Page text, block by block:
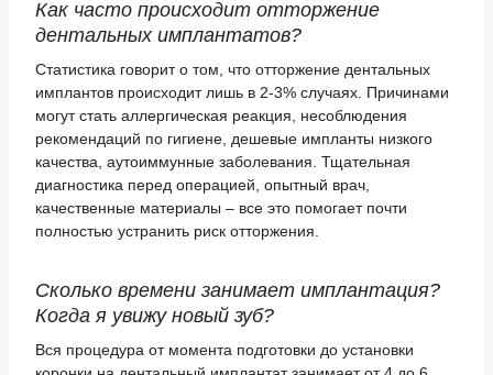
Как часто происходит отторжение
дентальных имплантатов?
Статистика говорит о том, что отторжение дентальных
имплантов происходит лишь в 2-3% случаях. Причинами
могут стать аллергическая реакция, несоблюдения
рекомендаций по гигиене, дешевые импланты низкого
качества, аутоиммунные заболевания. Тщательная
диагностика перед операцией, опытный врач,
качественные материалы – все это помогает почти
полностью устранить риск отторжения.
Сколько времени занимает имплантация?
Когда я увижу новый зуб?
Вся процедура от момента подготовки до установки